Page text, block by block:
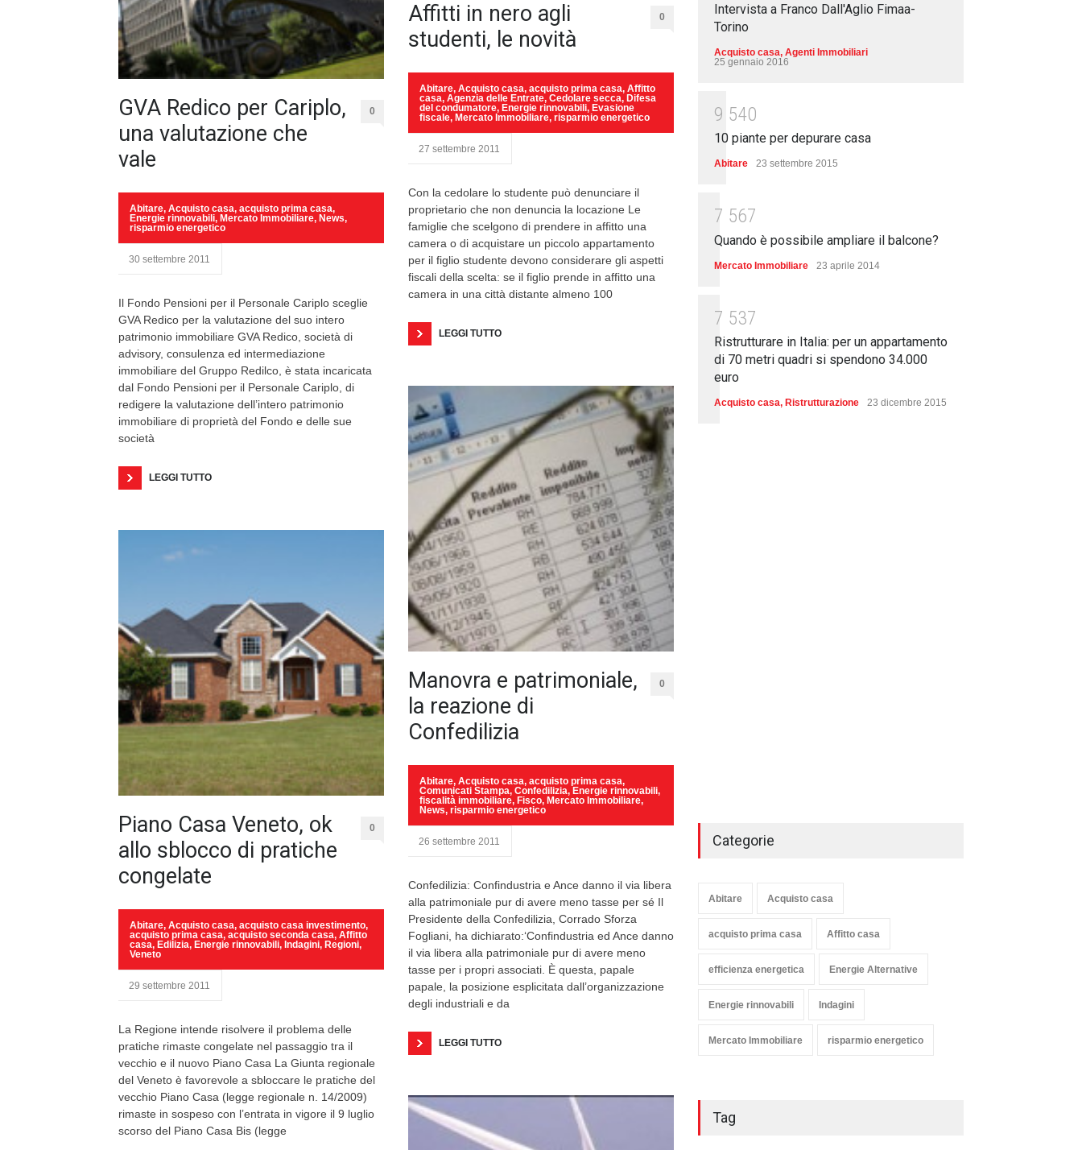
GVA Redico per Cariplo,
una valutazione che
vale
0
Abitare, Acquisto casa, acquisto prima casa,
Energie rinnovabili, Mercato Immobiliare, News,
risparmio energetico
30 settembre 2011
Il Fondo Pensioni per il Personale Cariplo sceglie
GVA Redico per la valutazione del suo intero
patrimonio immobiliare GVA Redico, società di
advisory, consulenza ed intermediazione
immobiliare del Gruppo Redilco, è stata incaricata
dal Fondo Pensioni per il Personale Cariplo, di
redigere la valutazione dell’intero patrimonio
immobiliare di proprietà del Fondo e delle sue
società
LEGGI TUTTO
Piano Casa Veneto, ok
allo sblocco di pratiche
congelate
0
Abitare, Acquisto casa, acquisto casa investimento,
acquisto prima casa, acquisto seconda casa, Affitto
casa, Edilizia, Energie rinnovabili, Indagini, Regioni,
Veneto
29 settembre 2011
La Regione intende risolvere il problema delle
pratiche rimaste congelate nel passaggio tra il
vecchio e il nuovo Piano Casa La Giunta regionale
del Veneto è favorevole a sbloccare le pratiche del
vecchio Piano Casa (legge regionale n. 14/2009)
rimaste in sospeso con l’entrata in vigore il 9 luglio
scorso del Piano Casa Bis (legge
Affitti in nero agli
studenti, le novità
0
Abitare, Acquisto casa, acquisto prima casa, Affitto
casa, Agenzia delle Entrate, Cedolare secca, Difesa
del condumatore, Energie rinnovabili, Evasione
fiscale, Mercato Immobiliare, risparmio energetico
27 settembre 2011
Con la cedolare lo studente può denunciare il
proprietario che non denuncia la locazione Le
famiglie che scelgono di prendere in affitto una
camera o di acquistare un piccolo appartamento
per il figlio studente devono considerare gli aspetti
fiscali della scelta: se il figlio prende in affitto una
camera in una città distante almeno 100
LEGGI TUTTO
Manovra e patrimoniale,
la reazione di
Confedilizia
0
Abitare, Acquisto casa, acquisto prima casa,
Comunicati Stampa, Confedilizia, Energie rinnovabili,
fiscalità immobiliare, Fisco, Mercato Immobiliare,
News, risparmio energetico
26 settembre 2011
Confedilizia: Confindustria e Ance danno il via libera
alla patrimoniale pur di avere meno tasse per sé Il
Presidente della Confedilizia, Corrado Sforza
Fogliani, ha dichiarato:‘Confindustria ed Ance danno
il via libera alla patrimoniale pur di avere meno
tasse per i propri associati. È questa, papale
papale, la posizione esplicitata dall’organizzazione
degli industriali e da
LEGGI TUTTO
Intervista a Franco Dall'Aglio Fimaa-
Torino
Acquisto casa, Agenti Immobiliari
25 gennaio 2016
9 540
10 piante per depurare casa
Abitare 23 settembre 2015
7 567
Quando è possibile ampliare il balcone?
Mercato Immobiliare 23 aprile 2014
7 537
Ristrutturare in Italia: per un appartamento
di 70 metri quadri si spendono 34.000
euro
Acquisto casa, Ristrutturazione 23 dicembre 2015
Categorie
Abitare Acquisto casa
acquisto prima casa Affitto casa
efficienza energetica Energie Alternative
Energie rinnovabili Indagini
Mercato Immobiliare risparmio energetico
Tag